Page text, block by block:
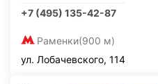
+7 (495) 135-42-87
Раменки(900 м)
ул. Лобачевского, 114